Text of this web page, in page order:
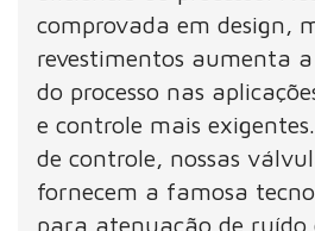
comprovada em design,
revestimentos aumenta
do processo nas
e controle mais
de controle, nossas
fornecem a famosa
para atenuação de ruído